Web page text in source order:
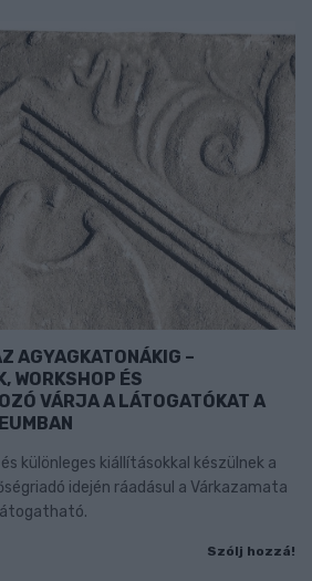
AGYAGKATONÁKIG –
WORKSHOP ÉS
VÁRJA A LÁTOGATÓKAT A
különleges kiállításokkal készülnek a
idején ráadásul a Várkazamata
Szólj hozzá!